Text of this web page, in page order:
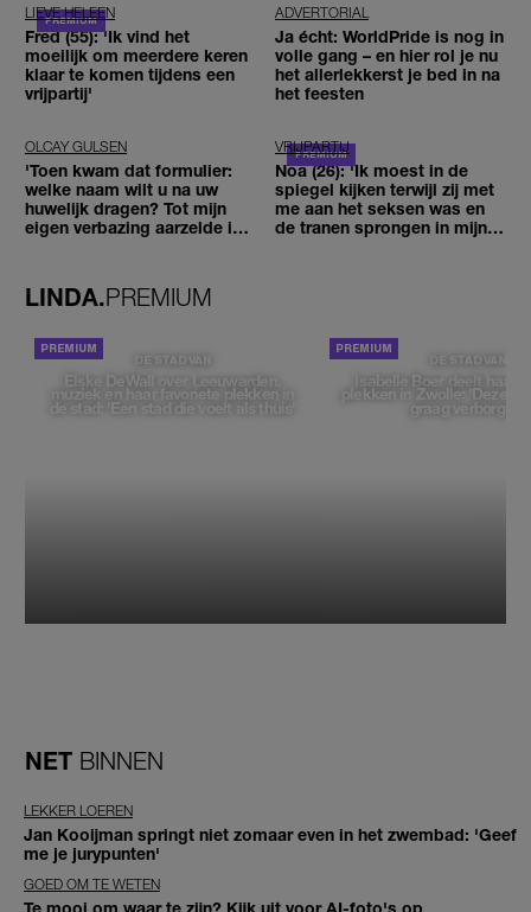
LIEVE HELEEN
Fred (55): 'Ik vind het
moeilijk om meerdere keren
klaar te komen tijdens een
vrijpartij'
ADVERTORIAL
Ja écht: WorldPride is nog in
volle gang – en hier rol je nu
het allerlekkerst je bed in na
het feesten
OLCAY GULSEN
'Toen kwam dat formulier:
welke naam wilt u na uw
huwelijk dragen? Tot mijn
eigen verbazing aarzelde ik
VRIJPARTIJ
Noa (26): 'Ik moest in de
spiegel kijken terwijl zij met
me aan het seksen was en
de tranen sprongen in mijn
LINDA.PREMIUM
DE STAD VAN
Elske DeWall over Leeuwarden,
muziek en haar favoriete plekken in
de stad: 'Een stad die voelt als thuis'
DE STAD VAN
Isabelle Boer deelt haar
plekken in Zwolle: 'Deze
graag verborgen'
NET BINNEN
LEKKER LOEREN
Jan Kooijman springt niet zomaar even in het zwembad: 'Geef
me je jurypunten'
GOED OM TE WETEN